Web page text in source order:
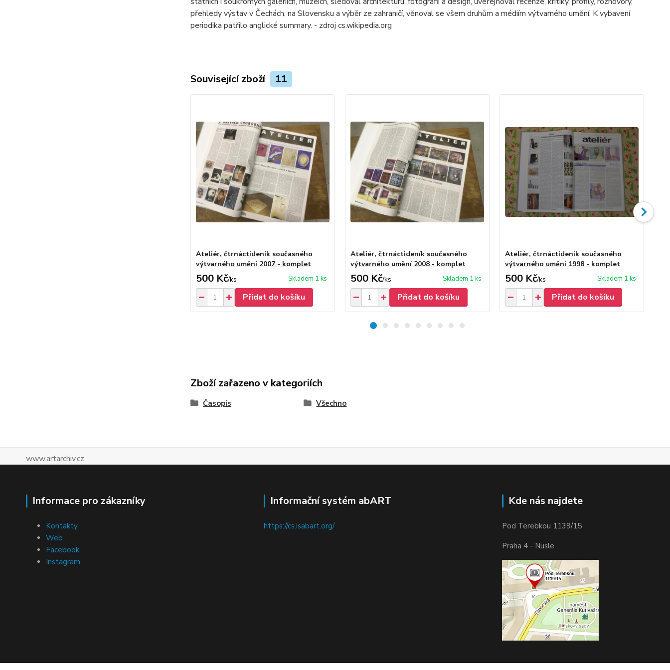
přehledy výstav v Čechách, na Slovensku a výběr ze zahraničí, věnoval se všem druhům a médiím výtvarného umění. K vybavení
periodika patřilo anglické summary. - zdroj cs.wikipedia.org
Související zboží 11
Ateliér, čtrnáctideník současného
výtvarného umění 2007 - komplet
500 Kč/ks Skladem 1 ks
Přidat do košíku
Ateliér, čtrnáctideník současného
výtvarného umění 2008 - komplet
500 Kč/ks Skladem 1 ks
Přidat do košíku
Ateliér, čtrnáctideník současného
výtvarného umění 1998 - komplet
500 Kč/ks Skladem 1 ks
Přidat do košíku
Zboží zařazeno v kategoriích
Časopis Všechno
www.artarchiv.cz
Informace pro zákazníky
Kontakty
Web
Facebook
Instagram
Informační systém abART
https://cs.isabart.org/
Kde nás najdete
Pod Terebkou 1139/15
Praha 4 - Nusle